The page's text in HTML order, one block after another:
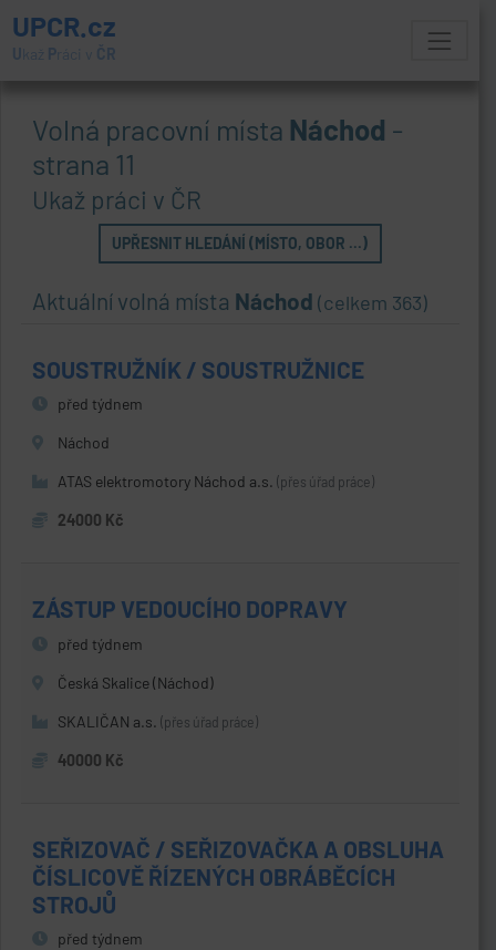
UPCR.cz
U kaž Práci v ČR
Volná pracovní místa Náchod -
strana 11
Ukaž práci v ČR
UPŘESNIT HLEDÁNÍ (MÍSTO, OBOR ...)
Aktuální volná místa Náchod (celkem 363)
SOUSTRUŽNÍK / SOUSTRUŽNICE
před týdnem
Náchod
ATAS elektromotory Náchod a.s. (přes úřad práce)
24000 Kč
ZÁSTUP VEDOUCÍHO DOPRAVY
před týdnem
Česká Skalice (Náchod)
SKALIČAN a.s. (přes úřad práce)
40000 Kč
SEŘIZOVAČ / SEŘIZOVAČKA A OBSLUHA
ČÍSLICOVĚ ŘÍZENÝCH OBRÁBĚCÍCH
STROJŮ
před týdnem